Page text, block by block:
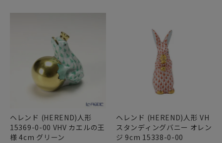
ヘレンド (HEREND)人形
15369-0-00 VHV カエルの王
様 4cm グリーン
ヘレンド (HEREND)人形 VH
スタンディングバニー オレン
ジ 9cm 15338-0-00